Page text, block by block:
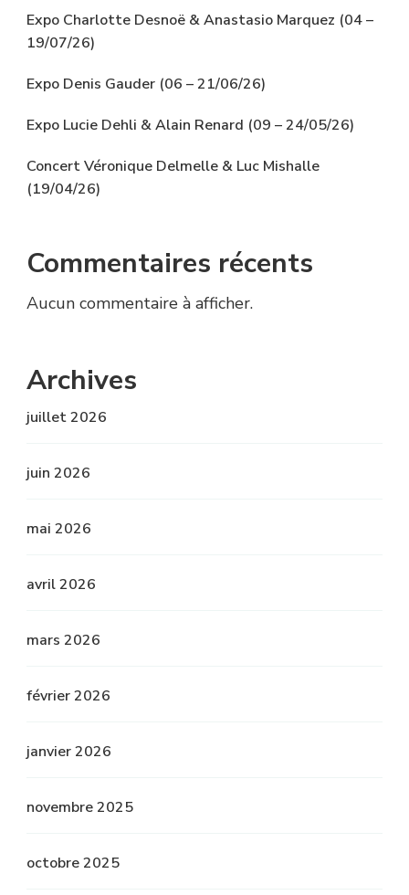
Expo Charlotte Desnoë & Anastasio Marquez (04 –
19/07/26)
Expo Denis Gauder (06 – 21/06/26)
Expo Lucie Dehli & Alain Renard (09 – 24/05/26)
Concert Véronique Delmelle & Luc Mishalle
(19/04/26)
Commentaires récents
Aucun commentaire à afficher.
Archives
juillet 2026
juin 2026
mai 2026
avril 2026
mars 2026
février 2026
janvier 2026
novembre 2025
octobre 2025